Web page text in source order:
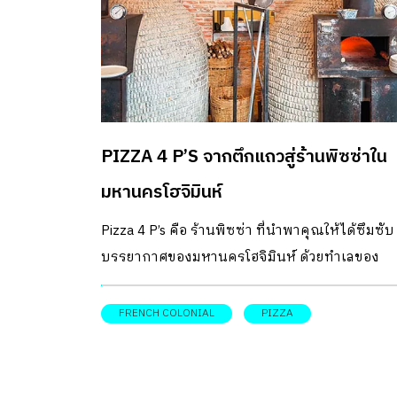
PIZZA 4 P’S จากตึกแถวสู่ร้านพิซซ่าใน
มหานครโฮจิมินห์
Pizza 4 P’s คือ ร้านพิซซ่า ที่นำพาคุณให้ได้ซึมซับ
บรรยากาศของมหานครโฮจิมินห์ ด้วยทำเลของ
ตึกแถวเก่าแบบ French Colonial ในย่านตลาดเ
แก่FRENCH COLONIAL PIZZA